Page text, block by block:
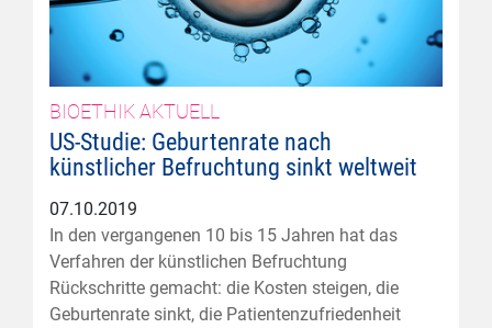
BIOETHIK AKTUELL
US-Studie: Geburtenrate nach
künstlicher Befruchtung sinkt weltweit
07.10.2019
In den vergangenen 10 bis 15 Jahren hat das
Verfahren der künstlichen Befruchtung
Rückschritte gemacht: die Kosten steigen, die
Geburtenrate sinkt, die Patientenzufriedenheit